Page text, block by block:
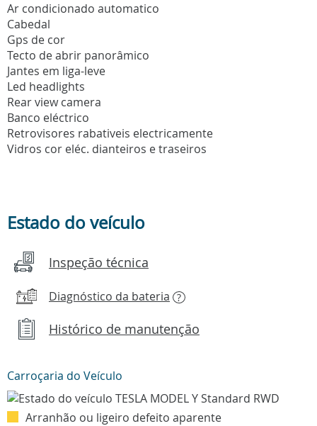
Ar condicionado automatico
Cabedal
Gps de cor
Tecto de abrir panorâmico
Jantes em liga-leve
Led headlights
Rear view camera
Banco eléctrico
Retrovisores rabativeis electricamente
Vidros cor eléc. dianteiros e traseiros
Estado do veículo
Inspeção técnica
Diagnóstico da bateria ?
Histórico de manutenção
Carroçaria do Veículo
Arranhão ou ligeiro defeito aparente